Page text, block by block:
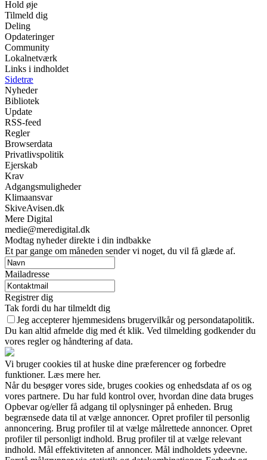
Hold øje
Tilmeld dig
Deling
Opdateringer
Community
Lokalnetværk
Links i indholdet
Sidetræ
Nyheder
Bibliotek
Update
RSS-feed
Regler
Browserdata
Privatlivspolitik
Ejerskab
Krav
Adgangsmuligheder
Klimaansvar
SkiveAvisen.dk
Mere Digital
medie@meredigital.dk
Modtag nyheder direkte i din indbakke
Et par gange om måneden sender vi noget, du vil få glæde af.
Mailadresse
Registrer dig
Tak fordi du har tilmeldt dig
Jeg accepterer hjemmesidens brugervilkår og persondatapolitik.
Du kan altid afmelde dig med ét klik. Ved tilmelding godkender du
vores regler og håndtering af data.
Vi bruger cookies til at huske dine præferencer og forbedre
funktioner. Læs mere her.
Når du besøger vores side, bruges cookies og enhedsdata af os og
vores partnere. Du har fuld kontrol over, hvordan dine data bruges
Opbevar og/eller få adgang til oplysninger på enheden. Brug
begrænsede data til at vælge annoncer. Opret profiler til personlig
annoncering. Brug profiler til at vælge målrettede annoncer. Opret
profiler til personligt indhold. Brug profiler til at vælge relevant
indhold. Mål effektiviteten af annoncer. Mål indholdets ydeevne.